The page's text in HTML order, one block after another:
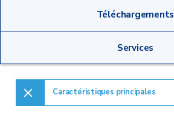
Téléchargements
Services
Caractéristiques principales